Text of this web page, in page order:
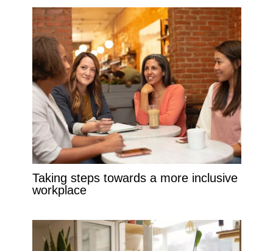
Taking steps towards a more inclusive
workplace